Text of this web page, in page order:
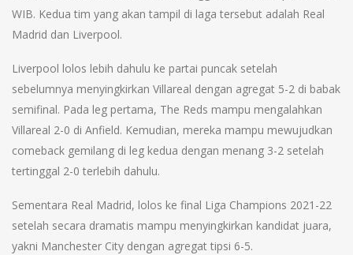
WIB. Kedua tim yang akan tampil di laga tersebut adalah Real
Madrid dan Liverpool.
Liverpool lolos lebih dahulu ke partai puncak setelah
sebelumnya menyingkirkan Villareal dengan agregat 5-2 di babak
semifinal. Pada leg pertama, The Reds mampu mengalahkan
Villareal 2-0 di Anfield. Kemudian, mereka mampu mewujudkan
comeback gemilang di leg kedua dengan menang 3-2 setelah
tertinggal 2-0 terlebih dahulu.
Sementara Real Madrid, lolos ke final Liga Champions 2021-22
setelah secara dramatis mampu menyingkirkan kandidat juara,
yakni Manchester City dengan agregat tipsi 6-5.